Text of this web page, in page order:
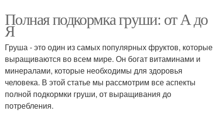
Полная подкормка груши: от А до
Я
Груша - это один из самых популярных фруктов, которые
выращиваются во всем мире. Он богат витаминами и
минералами, которые необходимы для здоровья
человека. В этой статье мы рассмотрим все аспекты
полной подкормки груши, от выращивания до
потребления.